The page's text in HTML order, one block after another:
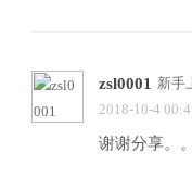
zsl0001 新手
2018-10-4
谢谢分享。